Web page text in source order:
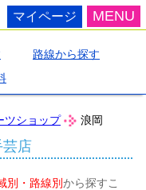
MENU
マイページ
路線から探す
ツショップ 浪岡
芸店
別・路線別から探すこ